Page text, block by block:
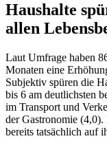
Haushalte
allen
Laut Umfrage haben
Monaten eine
Subjektiv spüren die
bis 6 am deutlichsten
im Transport und
der Gastronomie (4,0).
bereits tatsächlich auf